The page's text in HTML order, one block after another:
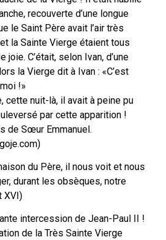
recouverte d’une longue
le Saint Père avait l’air très
la Sainte Vierge étaient tous
joie. C’était, selon Ivan, d’une
la Vierge dit à Ivan : «C’est
!»
cette nuit-là, il avait à peine pu
par cette apparition !
de Sœur Emmanuel.
du Père, il nous voit et nous
durant les obsèques, notre
XVI)
intercession de Jean-Paul II !
de la Très Sainte Vierge